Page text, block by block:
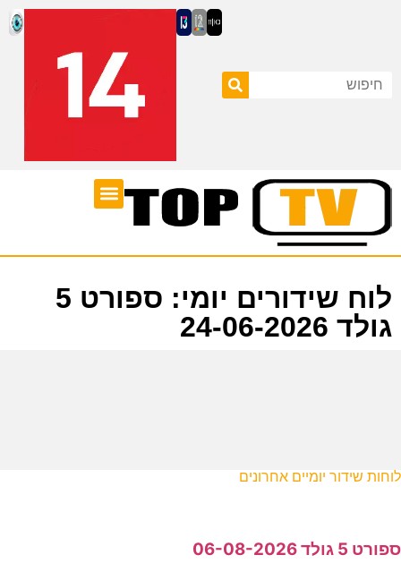
לוח שידורים יומי: ספורט 5
גולד 24-06-2026
לוחות שידור יומיים אחרונים
ספורט 5 גולד 06-08-2026